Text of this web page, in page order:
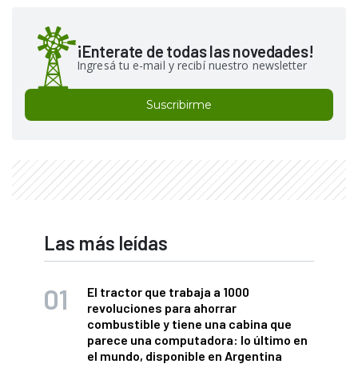
¡Enterate de todas las novedades!
Ingresá tu e-mail y recibí nuestro newsletter
Suscribirme
Las más leídas
El tractor que trabaja a 1000
revoluciones para ahorrar
combustible y tiene una cabina que
parece una computadora: lo último en
el mundo, disponible en Argentina